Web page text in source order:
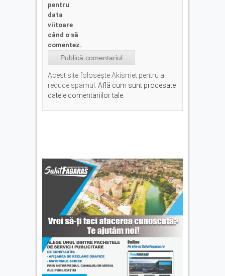
pentru
data
viitoare
când o să
comentez.
Acest site folosește Akismet pentru a
reduce spamul. Află cum sunt procesate
datele comentariilor tale